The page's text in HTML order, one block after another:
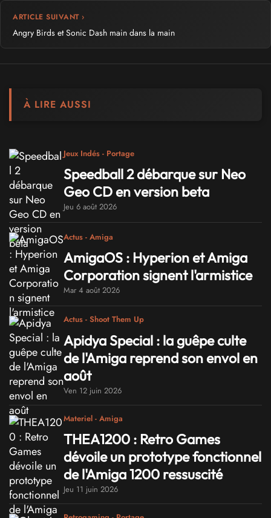
ARTICLE SUIVANT ›
Angry Birds et Sonic Dash main dans la main
À LIRE AUSSI
Jeux Indés - Portage
Speedball 2 débarque sur Neo
Geo CD en version beta
Jeu 6 août 2026
Actus - Amiga
AmigaOS : Hyperion et Amiga
Corporation signent l'armistice
Mar 4 août 2026
Actus - Shoot Them Up
Apidya Special : la guêpe culte
de l'Amiga reprend son envol en
août
Ven 12 juin 2026
Materiel - Amiga
THEA1200 : Retro Games
dévoile un prototype fonctionnel
de l'Amiga 1200 ressuscité
Jeu 11 juin 2026